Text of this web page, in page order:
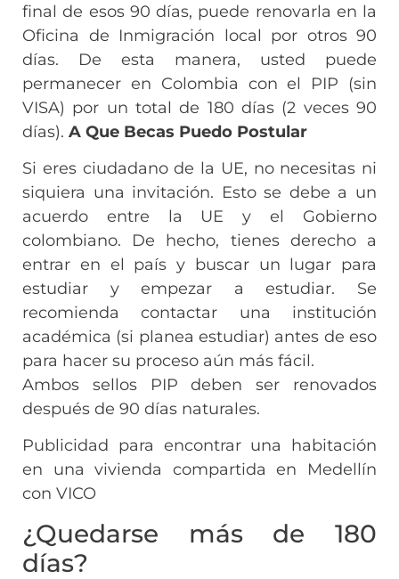
final de esos 90 días, puede renovarla en la
Oficina de Inmigración local por otros 90
días. De esta manera, usted puede
permanecer en Colombia con el PIP (sin
VISA) por un total de 180 días (2 veces 90
días). A Que Becas Puedo Postular
Si eres ciudadano de la UE, no necesitas ni
siquiera una invitación. Esto se debe a un
acuerdo entre la UE y el Gobierno
colombiano. De hecho, tienes derecho a
entrar en el país y buscar un lugar para
estudiar y empezar a estudiar. Se
recomienda contactar una institución
académica (si planea estudiar) antes de eso
para hacer su proceso aún más fácil.
Ambos sellos PIP deben ser renovados
después de 90 días naturales.
Publicidad para encontrar una habitación
en una vivienda compartida en Medellín
con VICO
¿Quedarse más de 180
días?